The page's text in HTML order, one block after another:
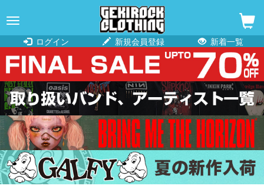
navigation
ログイン
新規会員登録 新着一覧